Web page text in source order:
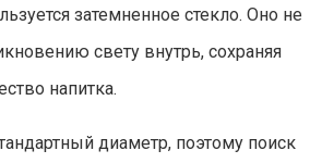
затемненное стекло. Оно не
свету внутрь, сохраняя
напитка.
диаметр, поэтому поиск